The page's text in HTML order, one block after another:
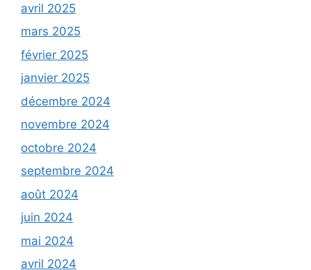
avril 2025
mars 2025
février 2025
janvier 2025
décembre 2024
novembre 2024
octobre 2024
septembre 2024
août 2024
juin 2024
mai 2024
avril 2024